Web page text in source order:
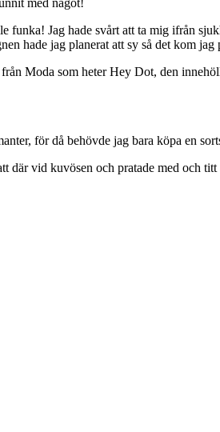
Jag hade svårt att ta mig ifrån
hade jag planerat att sy så det kom jag
Moda som heter Hey Dot, den
för då behövde jag bara köpa en
där vid kuvösen och pratade med och